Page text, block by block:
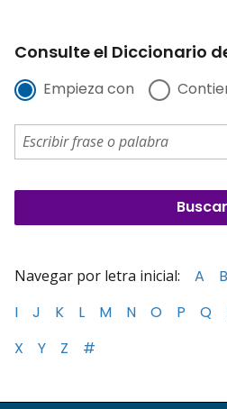
Consulte el Diccionario
Empieza con
Navegar por letra inicial: A B
I
J K L M N O P Q
X
Y Z #